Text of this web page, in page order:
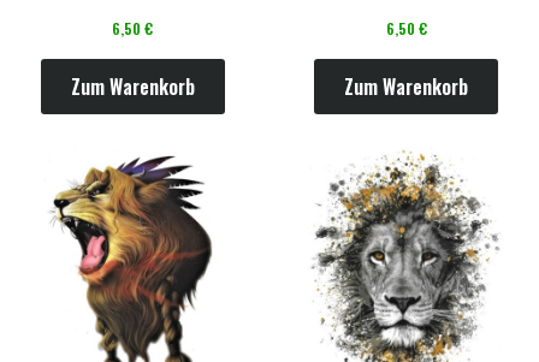
Preis
6,50 €
Zum Warenkorb
Preis
6,50 €
Zum Warenkorb